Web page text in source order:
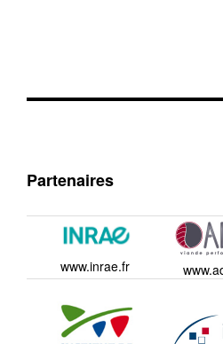
Partenaires
www.inrae.fr